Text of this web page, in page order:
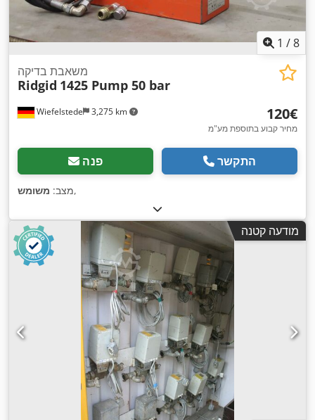
1 /8
Wiefelstede 3,275 km
משאבת בדיקה
Ridgid 1425 Pump 50 bar
‏120 ‏€
מחיר קבוע בתוספת מע"מ
פנה התקשר
מצב: משומש ,
מודעה קטנה